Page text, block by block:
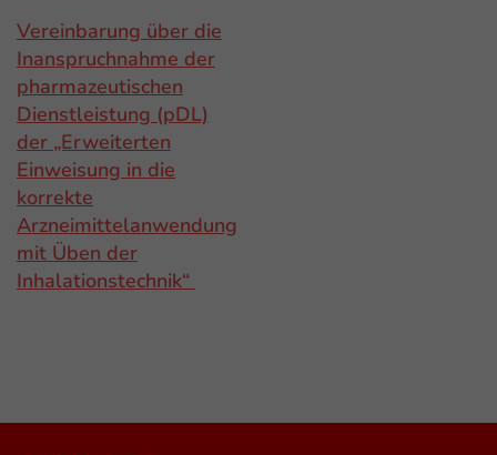
Vereinbarung über die
Inanspruchnahme der
pharmazeutischen
Dienstleistung (pDL)
der „Erweiterten
Einweisung in die
korrekte
Arzneimittelanwendung
mit Üben der
Inhalationstechnik“